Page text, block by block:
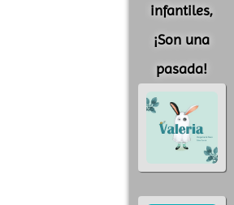
infantiles,
¡Son una
pasada!